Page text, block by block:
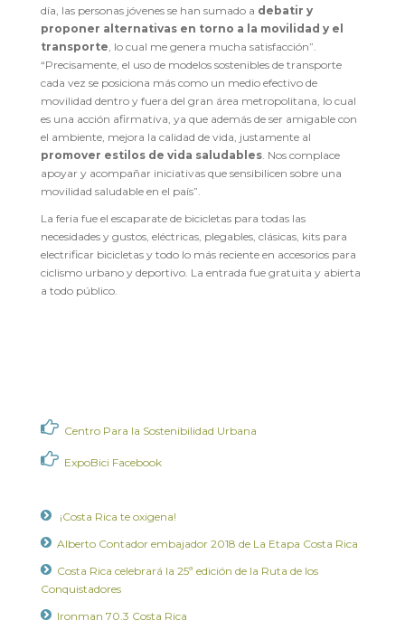
día, las personas jóvenes se han sumado a debatir y
proponer alternativas en torno a la movilidad y el
transporte , lo cual me genera mucha satisfacción”.
“Precisamente, el uso de modelos sostenibles de transporte
cada vez se posiciona más como un medio efectivo de
movilidad dentro y fuera del gran área metropolitana, lo cual
es una acción afirmativa, ya que además de ser amigable con
el ambiente, mejora la calidad de vida, justamente al
promover estilos de vida saludables . Nos complace
apoyar y acompañar iniciativas que sensibilicen sobre una
movilidad saludable en el país”.
La feria fue el escaparate de bicicletas para todas las
necesidades y gustos, eléctricas, plegables, clásicas, kits para
electrificar bicicletas y todo lo más reciente en accesorios para
ciclismo urbano y deportivo. La entrada fue gratuita y abierta
a todo público.
Centro Para la Sostenibilidad Urbana
ExpoBici Facebook
¡Costa Rica te oxigena!
Alberto Contador embajador 2018 de La Etapa Costa Rica
Costa Rica celebrará la 25ª edición de la Ruta de los
Conquistadores
Ironman 70.3 Costa Rica